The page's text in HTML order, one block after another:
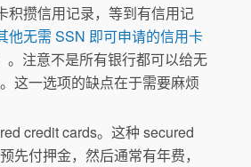
积攒信用记录，等到有信用记
他无需 SSN 即可申请的信用卡
。注意不是所有银行都可以给无
这一选项的缺点在于需要麻烦
credit cards。这种 secured
先付押金，然后通常有年费，